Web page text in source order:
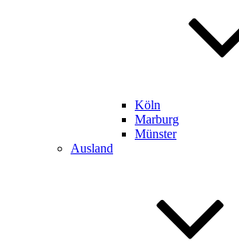
Köln
Marburg
Münster
Ausland